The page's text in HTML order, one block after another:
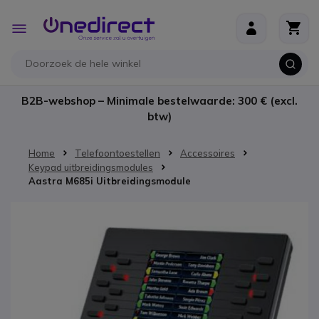
Toggle
Nav
B2B-webshop – Minimale bestelwaarde: 300 € (excl.
btw)
Home Telefoontoestellen
Accessoires
Keypad uitbreidingsmodules
Aastra M685i Uitbreidingsmodule